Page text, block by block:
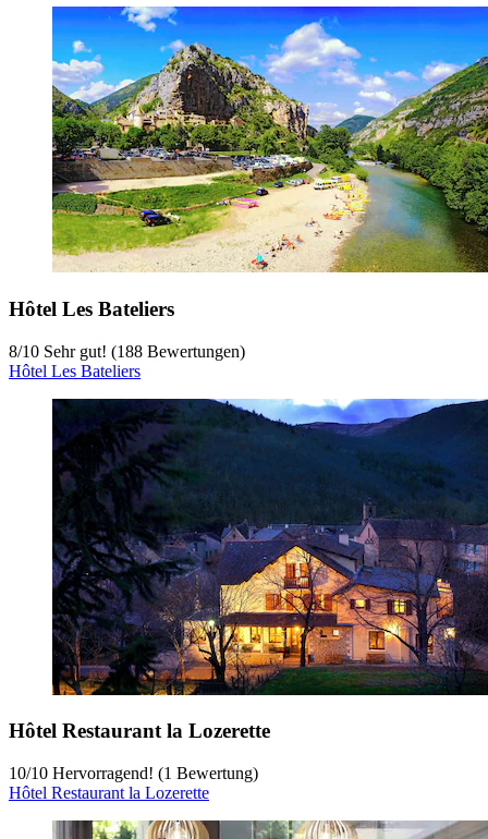
Hôtel Les Bateliers
8/10 Sehr gut! (188 Bewertungen)
Hôtel Les Bateliers
Hôtel Restaurant la Lozerette
10/10 Hervorragend! (1 Bewertung)
Hôtel Restaurant la Lozerette